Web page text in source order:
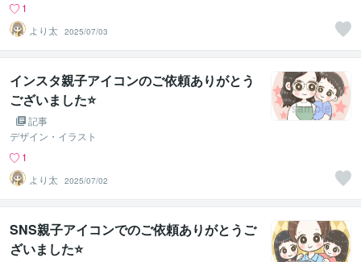
1
より太
2025/07/03
インスタ親子アイコンのご依頼ありがとう
ございました⭐
記事
デザイン・イラスト
1
より太
2025/07/02
SNS親子アイコンでのご依頼ありがとうご
ざいました⭐